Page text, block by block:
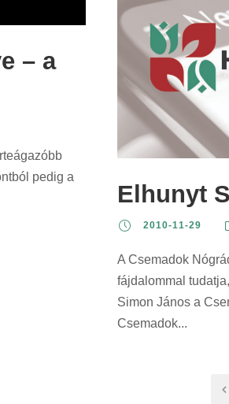
– a
pedig a
Elhunyt
2010-11-29
A Csemadok
fájdalommal
Simon János a
Csemadok...